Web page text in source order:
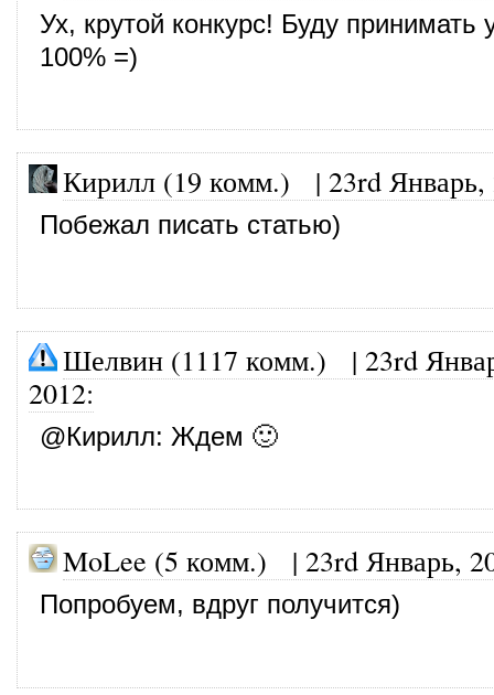
Ух, крутой конкурс! Буду принимать
100% =)
Кирилл (19 комм.) | 23rd Январь,
Побежал писать статью)
Шелвин (1117 комм.) | 23rd
2012:
@Кирилл: Ждем 🙂
MoLee (5 комм.) | 23rd Январь,
Попробуем, вдруг получится)